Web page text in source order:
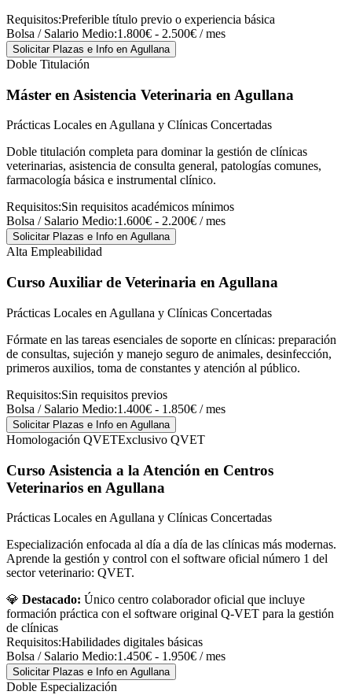
Requisitos:Preferible título previo o experiencia básica
Bolsa / Salario Medio:1.800€ - 2.500€ / mes
Solicitar Plazas e Info en Agullana
Doble Titulación
Máster en Asistencia Veterinaria en Agullana
Prácticas Locales en Agullana y Clínicas Concertadas
Doble titulación completa para dominar la gestión de clínicas
veterinarias, asistencia de consulta general, patologías comunes,
farmacología básica e instrumental clínico.
Requisitos:Sin requisitos académicos mínimos
Bolsa / Salario Medio:1.600€ - 2.200€ / mes
Solicitar Plazas e Info en Agullana
Alta Empleabilidad
Curso Auxiliar de Veterinaria en Agullana
Prácticas Locales en Agullana y Clínicas Concertadas
Fórmate en las tareas esenciales de soporte en clínicas: preparación
de consultas, sujeción y manejo seguro de animales, desinfección,
primeros auxilios, toma de constantes y atención al público.
Requisitos:Sin requisitos previos
Bolsa / Salario Medio:1.400€ - 1.850€ / mes
Solicitar Plazas e Info en Agullana
Homologación QVETExclusivo QVET
Curso Asistencia a la Atención en Centros
Veterinarios en Agullana
Prácticas Locales en Agullana y Clínicas Concertadas
Especialización enfocada al día a día de las clínicas más modernas.
Aprende la gestión y control con el software oficial número 1 del
sector veterinario: QVET.
💎 Destacado: Único centro colaborador oficial que incluye
formación práctica con el software original Q-VET para la gestión
de clínicas
Requisitos:Habilidades digitales básicas
Bolsa / Salario Medio:1.450€ - 1.950€ / mes
Solicitar Plazas e Info en Agullana
Doble Especialización